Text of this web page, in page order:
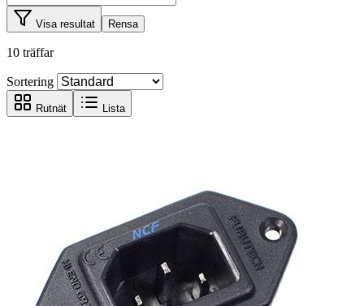
Visa resultat Rensa
10 träffar
Sortering
Rutnät Lista